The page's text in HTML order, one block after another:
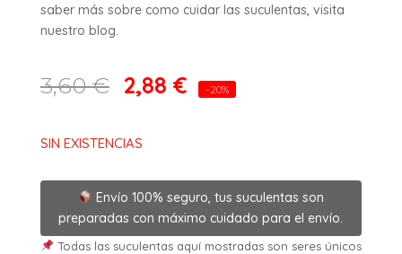
saber más sobre como cuidar las suculentas, visita
nuestro blog.
3,60€ 2,88 € -20%
SIN EXISTENCIAS
Envío 100% seguro, tus suculentas son
preparadas con máximo cuidado para el envío.
Todas las suculentas aquí mostradas son seres únicos